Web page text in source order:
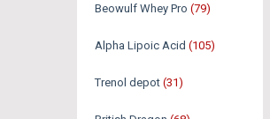
Beowulf Whey Pro (79)
Alpha Lipoic Acid (105)
Trenol depot (31)